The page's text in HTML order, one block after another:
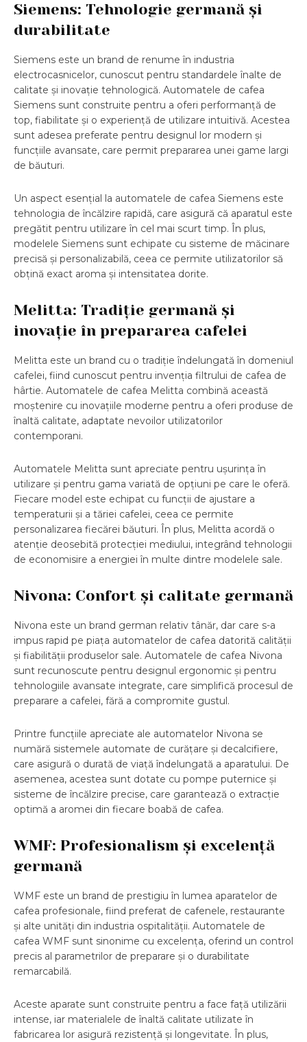
Siemens: Tehnologie germană și
durabilitate
Siemens este un brand de renume în industria
electrocasnicelor, cunoscut pentru standardele înalte de
calitate și inovație tehnologică. Automatele de cafea
Siemens sunt construite pentru a oferi performanță de
top, fiabilitate și o experiență de utilizare intuitivă. Acestea
sunt adesea preferate pentru designul lor modern și
funcțiile avansate, care permit prepararea unei game largi
de băuturi.
Un aspect esențial la automatele de cafea Siemens este
tehnologia de încălzire rapidă, care asigură că aparatul este
pregătit pentru utilizare în cel mai scurt timp. În plus,
modelele Siemens sunt echipate cu sisteme de măcinare
precisă și personalizabilă, ceea ce permite utilizatorilor să
obțină exact aroma și intensitatea dorite.
Melitta: Tradiție germană și
inovație în prepararea cafelei
Melitta este un brand cu o tradiție îndelungată în domeniul
cafelei, fiind cunoscut pentru invenția filtrului de cafea de
hârtie. Automatele de cafea Melitta combină această
moștenire cu inovațiile moderne pentru a oferi produse de
înaltă calitate, adaptate nevoilor utilizatorilor
contemporani.
Automatele Melitta sunt apreciate pentru ușurința în
utilizare și pentru gama variată de opțiuni pe care le oferă.
Fiecare model este echipat cu funcții de ajustare a
temperaturii și a tăriei cafelei, ceea ce permite
personalizarea fiecărei băuturi. În plus, Melitta acordă o
atenție deosebită protecției mediului, integrând tehnologii
de economisire a energiei în multe dintre modelele sale.
Nivona: Confort și calitate germană
Nivona este un brand german relativ tânăr, dar care s-a
impus rapid pe piața automatelor de cafea datorită calității
și fiabilității produselor sale. Automatele de cafea Nivona
sunt recunoscute pentru designul ergonomic și pentru
tehnologiile avansate integrate, care simplifică procesul de
preparare a cafelei, fără a compromite gustul.
Printre funcțiile apreciate ale automatelor Nivona se
numără sistemele automate de curățare și decalcifiere,
care asigură o durată de viață îndelungată a aparatului. De
asemenea, acestea sunt dotate cu pompe puternice și
sisteme de încălzire precise, care garantează o extracție
optimă a aromei din fiecare boabă de cafea.
WMF: Profesionalism și excelență
germană
WMF este un brand de prestigiu în lumea aparatelor de
cafea profesionale, fiind preferat de cafenele, restaurante
și alte unități din industria ospitalității. Automatele de
cafea WMF sunt sinonime cu excelența, oferind un control
precis al parametrilor de preparare și o durabilitate
remarcabilă.
Aceste aparate sunt construite pentru a face față utilizării
intense, iar materialele de înaltă calitate utilizate în
fabricarea lor asigură rezistență și longevitate. În plus,